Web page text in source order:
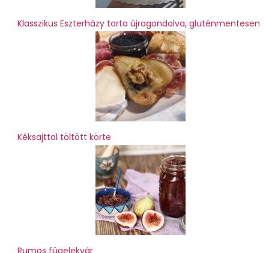
Klasszikus Eszterházy torta újragondolva, gluténmentesen
Kéksajttal töltött körte
Rumos fügelekvár